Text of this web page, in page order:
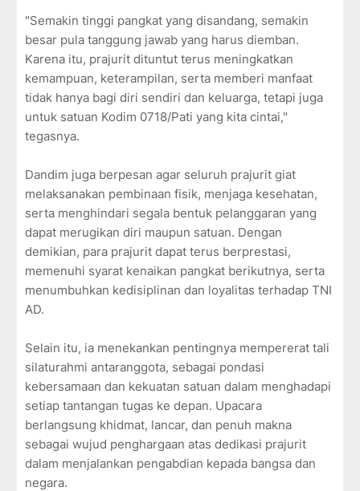
"Semakin tinggi pangkat yang disandang, semakin
besar pula tanggung jawab yang harus diemban.
Karena itu, prajurit dituntut terus meningkatkan
kemampuan, keterampilan, serta memberi manfaat
tidak hanya bagi diri sendiri dan keluarga, tetapi juga
untuk satuan Kodim 0718/Pati yang kita cintai,"
tegasnya.
Dandim juga berpesan agar seluruh prajurit giat
melaksanakan pembinaan fisik, menjaga kesehatan,
serta menghindari segala bentuk pelanggaran yang
dapat merugikan diri maupun satuan. Dengan
demikian, para prajurit dapat terus berprestasi,
memenuhi syarat kenaikan pangkat berikutnya, serta
menumbuhkan kedisiplinan dan loyalitas terhadap TNI
AD.
Selain itu, ia menekankan pentingnya mempererat tali
silaturahmi antaranggota, sebagai pondasi
kebersamaan dan kekuatan satuan dalam menghadapi
setiap tantangan tugas ke depan. Upacara
berlangsung khidmat, lancar, dan penuh makna
sebagai wujud penghargaan atas dedikasi prajurit
dalam menjalankan pengabdian kepada bangsa dan
negara.